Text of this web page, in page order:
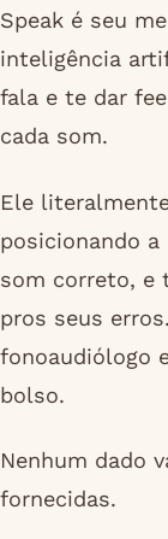
Speak é seu
inteligência
fala e te dar
cada som.
Ele
posicionando
som correto, e
pros seus
fonoaudiólogo
bolso.
Nenhum dado
fornecidas.